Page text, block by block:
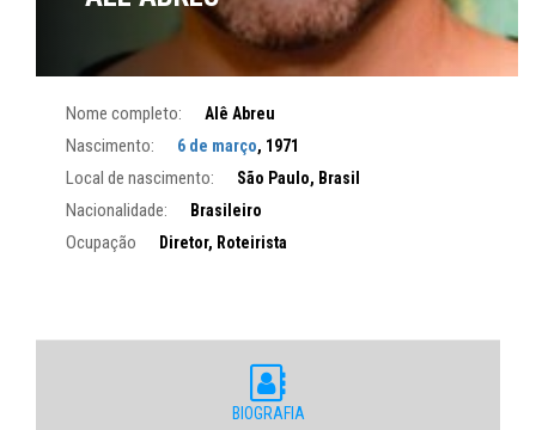
Nome completo: Alê Abreu
Nascimento: 6 de março, 1971
Local de nascimento: São Paulo, Brasil
Nacionalidade: Brasileiro
Ocupação Diretor, Roteirista
BIOGRAFIA